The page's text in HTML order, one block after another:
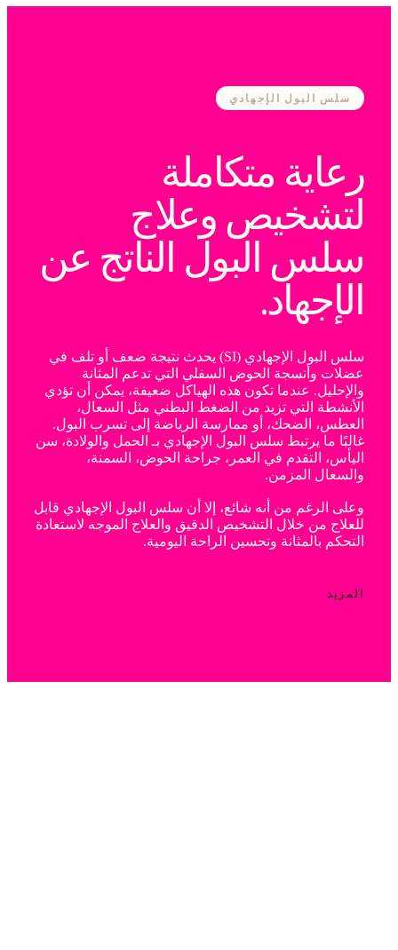
سلس البول الإجهادي
رعاية متكاملة
لتشخيص وعلاج
سلس البول الناتج عن
الإجهاد.
سلس البول الإجهادي (SI) يحدث نتيجة ضعف أو تلف في
عضلات وأنسجة الحوض السفلي التي تدعم المثانة
والإحليل. عندما تكون هذه الهياكل ضعيفة، يمكن أن تؤدي
الأنشطة التي تزيد من الضغط البطني مثل السعال،
العطس، الضحك، أو ممارسة الرياضة إلى تسرب البول.
غالبًا ما يرتبط سلس البول الإجهادي بـ الحمل والولادة، سن
اليأس، التقدم في العمر، جراحة الحوض، السمنة،
والسعال المزمن.
وعلى الرغم من أنه شائع، إلا أن سلس البول الإجهادي قابل
للعلاج من خلال التشخيص الدقيق والعلاج الموجه لاستعادة
التحكم بالمثانة وتحسين الراحة اليومية.
المزيد